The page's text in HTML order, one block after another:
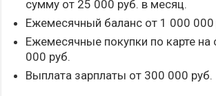
сумму от 25 000 руб. в месяц.
Ежемесячный баланс от 1 000 000
Ежемесячные покупки по карте на
000 руб.
Выплата зарплаты от 300 000 руб.